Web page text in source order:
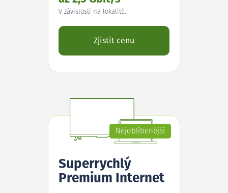
V závislosti na lokalitě.
Zjistit cenu
Nejoblíbenější
Superrychlý
Premium Internet